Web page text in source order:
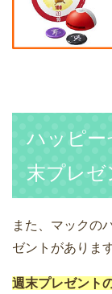
ハッピー
末プレゼ
また、マックの
ゼントがあります
週末プレゼント